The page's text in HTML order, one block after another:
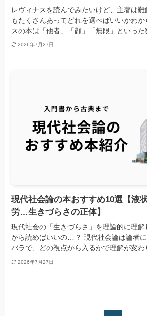
レヴィナスを読んでみたいけど、主著は
もたくさんあってどれを選べばいいかわ
スの本は「他者」「顔」「無限」といった
2026年7月27日
現代社会論の本おすすめ10選【液
労…生きづらさの正体】
現代社会の「生きづらさ」を理論的に理
から読めばいいの…？ 現代社会論は論者
バラで、どの視点から入るかで理解が変わ
2026年7月27日